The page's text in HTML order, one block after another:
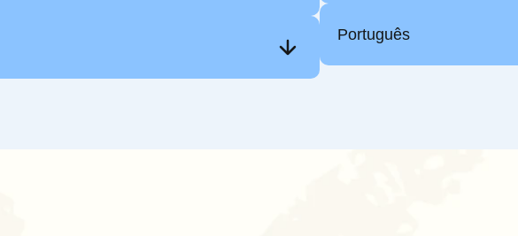
Português